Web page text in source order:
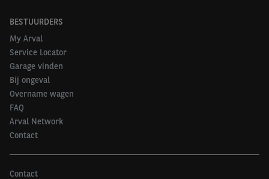
BESTUURDERS
My Arval
Service Locator
Garage vinden
Bij ongeval
Overname wagen
FAQ
Arval Network
Contact
Contact